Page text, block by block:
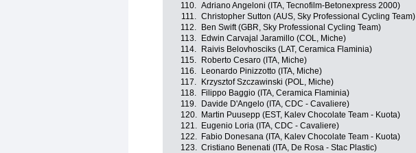
110. Adriano Angeloni (ITA, Tecnofilm-Betonexpress 2000)
111. Christopher Sutton (AUS, Sky Professional Cycling Team)
112.
Ben Swift (GBR, Sky Professional Cycling Team)
113.
Edwin Carvajal Jaramillo (COL, Miche)
114.
Raivis Belovhosciks (LAT, Ceramica Flaminia)
115.
Roberto Cesaro (ITA, Miche)
116.
Leonardo Pinizzotto (ITA, Miche)
117.
Krzysztof Szczawinski (POL, Miche)
118.
Filippo Baggio (ITA, Ceramica Flaminia)
119.
Davide D'Angelo (ITA, CDC - Cavaliere)
120.
Martin Puusepp (EST, Kalev Chocolate Team - Kuota)
121.
Eugenio Loria (ITA, CDC - Cavaliere)
122.
Fabio Donesana (ITA, Kalev Chocolate Team - Kuota)
123. Cristiano Benenati (ITA, De Rosa - Stac Plastic)